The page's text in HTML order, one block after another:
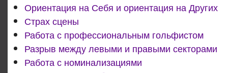
Ориентация на Себя и ориентация на Других
Страх сцены
Работа с профессиональным гольфистом
Разрыв между левыми и правыми секторами
Работа с номинализациями